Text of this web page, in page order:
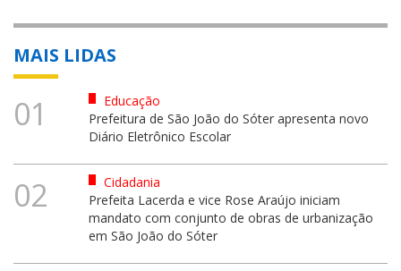
MAIS LIDAS
01
Educação
Prefeitura de São João do Sóter apresenta novo
Diário Eletrônico Escolar
02
Cidadania
Prefeita Lacerda e vice Rose Araújo iniciam
mandato com conjunto de obras de urbanização
em São João do Sóter